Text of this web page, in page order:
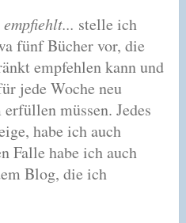
stelle ich
fünf Bücher vor, die
empfehlen kann und
jede Woche neu
müssen. Jedes
habe ich auch
Falle habe ich auch
Blog, die ich